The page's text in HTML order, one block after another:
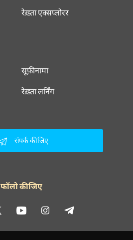
रेख़्ता एक्सप्लोरर
सूफ़ीनामा
रेख़्ता लर्निंग
संपर्क कीजिए
फॉलो कीजिए